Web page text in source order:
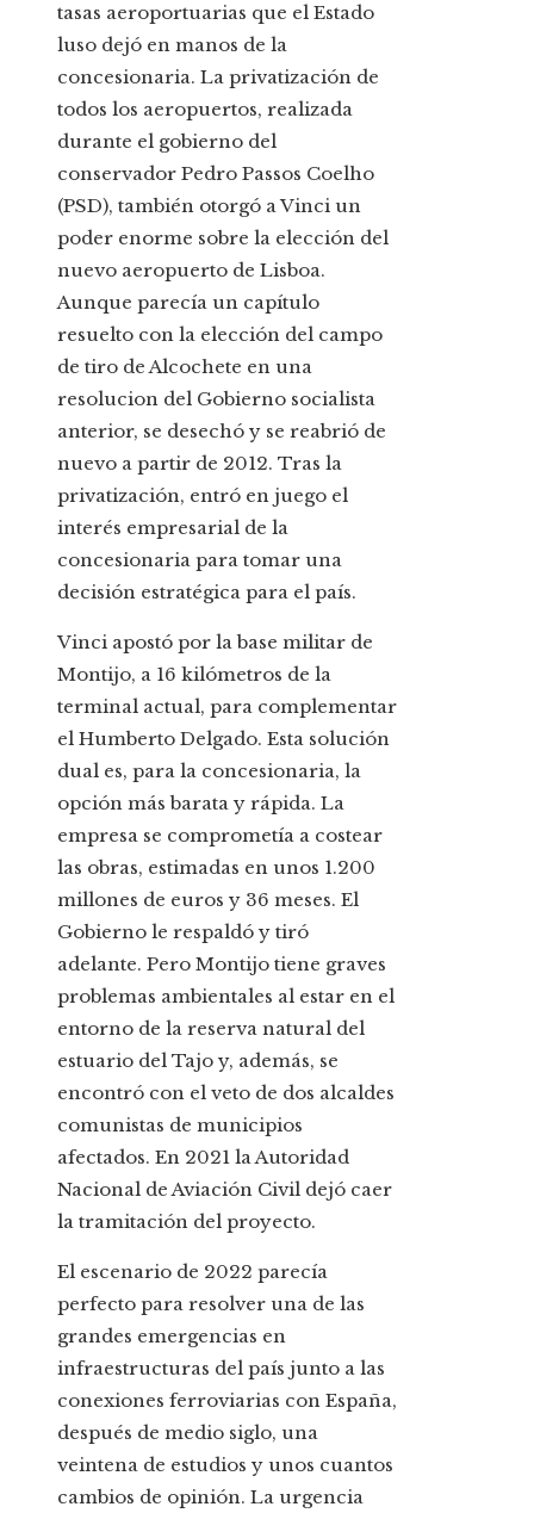
tasas aeroportuarias que el Estado
luso dejó en manos de la
concesionaria. La privatización de
todos los aeropuertos, realizada
durante el gobierno del
conservador Pedro Passos Coelho
(PSD), también otorgó a Vinci un
poder enorme sobre la elección del
nuevo aeropuerto de Lisboa.
Aunque parecía un capítulo
resuelto con la elección del campo
de tiro de Alcochete en una
resolucion del Gobierno socialista
anterior, se desechó y se reabrió de
nuevo a partir de 2012. Tras la
privatización, entró en juego el
interés empresarial de la
concesionaria para tomar una
decisión estratégica para el país.
Vinci apostó por la base militar de
Montijo, a 16 kilómetros de la
terminal actual, para complementar
el Humberto Delgado. Esta solución
dual es, para la concesionaria, la
opción más barata y rápida. La
empresa se comprometía a costear
las obras, estimadas en unos 1.200
millones de euros y 36 meses. El
Gobierno le respaldó y tiró
adelante. Pero Montijo tiene graves
problemas ambientales al estar en el
entorno de la reserva natural del
estuario del Tajo y, además, se
encontró con el veto de dos alcaldes
comunistas de municipios
afectados. En 2021 la Autoridad
Nacional de Aviación Civil dejó caer
la tramitación del proyecto.
El escenario de 2022 parecía
perfecto para resolver una de las
grandes emergencias en
infraestructuras del país junto a las
conexiones ferroviarias con España,
después de medio siglo, una
veintena de estudios y unos cuantos
cambios de opinión. La urgencia